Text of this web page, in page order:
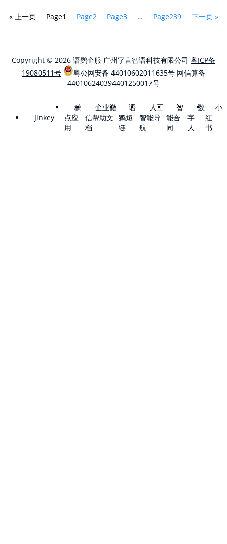
« 上一页 Page1 Page2 Page3 … Page239 下一页 »
Copyright © 2026 语鹦企服 广州字言智语科技有限公司 粤ICP备
19080511号
粤公网安备 44010602011635号 网信算备
440106240394401250017号
Jinkey
稿
点应
用
企业微
信帮助文
档
语
鹦短
链
人工
智能导
航
智
能合
同
数
字
人
小
红
书